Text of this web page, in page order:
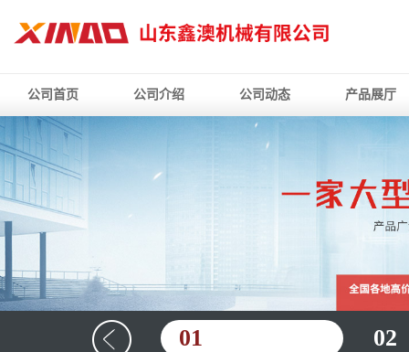
公司首页 公司介绍 公司动态 产品展厅
01 02